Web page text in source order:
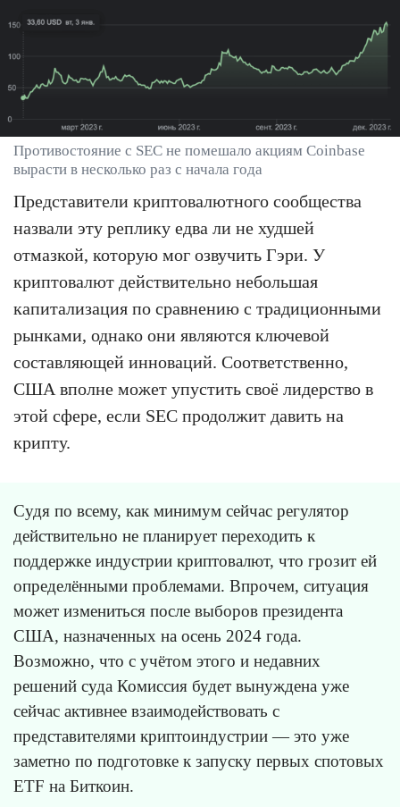
Противостояние с SEC не помешало акциям Coinbase
вырасти в несколько раз с начала года
Представители криптовалютного сообщества
назвали эту реплику едва ли не худшей
отмазкой, которую мог озвучить Гэри. У
криптовалют действительно небольшая
капитализация по сравнению с традиционными
рынками, однако они являются ключевой
составляющей инноваций. Соответственно,
США вполне может упустить своё лидерство в
этой сфере, если SEC продолжит давить на
крипту.
Судя по всему, как минимум сейчас регулятор
действительно не планирует переходить к
поддержке индустрии криптовалют, что грозит ей
определёнными проблемами. Впрочем, ситуация
может измениться после выборов президента
США, назначенных на осень 2024 года.
Возможно, что с учётом этого и недавних
решений суда Комиссия будет вынуждена уже
сейчас активнее взаимодействовать с
представителями криптоиндустрии — это уже
заметно по подготовке к запуску первых спотовых
ETF на Биткоин.